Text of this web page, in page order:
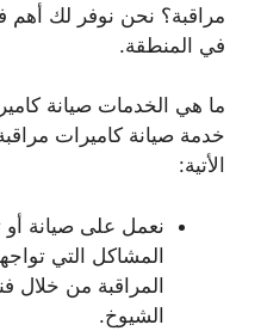
مراقبة؟ نحن نوفر لك أهم
في المنطقة.
ما هي الخدمات صيانة
خدمة صيانة كاميرات
الأتية:
نعمل على صيانة أو
المشاكل التي
المراقبة من خلال
الشيوخ.